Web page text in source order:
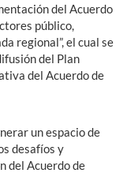
del Acuerdo
público,
regional”, el cual se
del Plan
del Acuerdo de
un espacio de
desafíos y
del Acuerdo de